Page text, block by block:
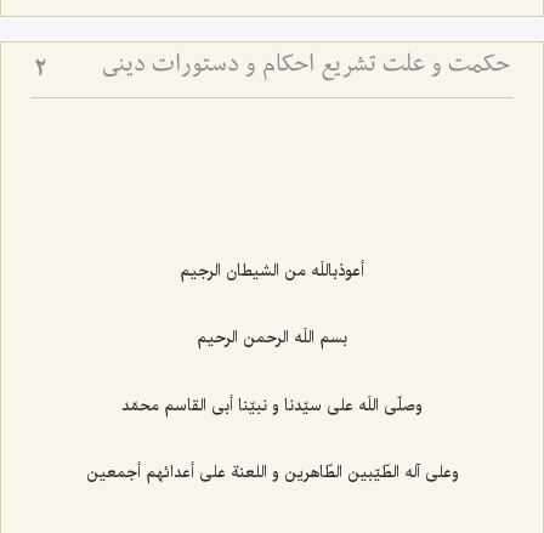
حکمت و علت تشریع احکام و دستورات دینی 2
أعوذباللَه من الشيطان الرجيم‌
بسم اللَه الرحمن الرحيم‌
وصلّى اللَه على سيّدنا و نبيّنا أبى القاسم محمّد
وعلى آله الطّيّبين الطّاهرين و اللعنة على أعدائهم أجمعين‌